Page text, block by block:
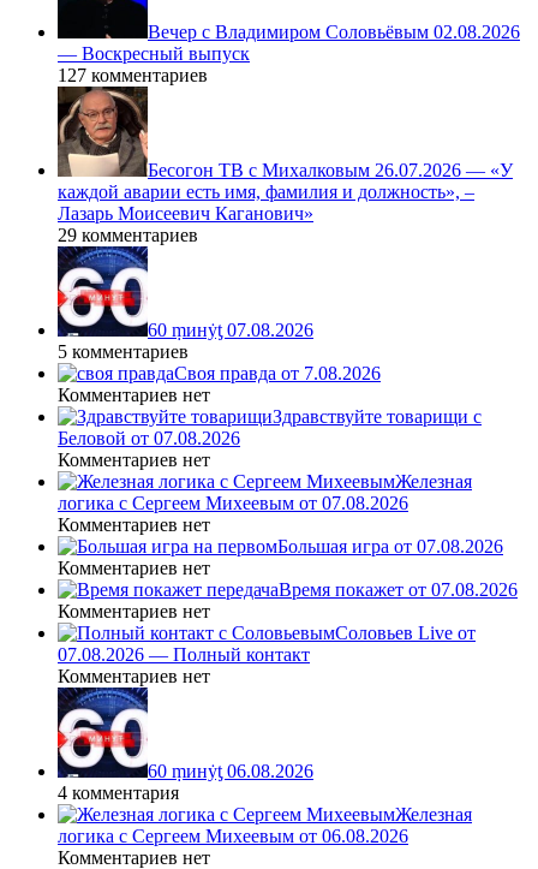
Вечер с Владимиром Соловьёвым 02.08.2026
— Воскресный выпуск
127 комментариев
Бесогон ТВ с Михалковым 26.07.2026 — «У
каждой аварии есть имя, фамилия и должность», –
Лазарь Моисеевич Каганович»
29 комментариев
60 ṃинẏƫ 07.08.2026
5 комментариев
Своя правда от 7.08.2026
Комментариев нет
Здравствуйте товарищи с
Беловой от 07.08.2026
Комментариев нет
Железная
логика с Сергеем Михеевым от 07.08.2026
Комментариев нет
Большая игра от 07.08.2026
Комментариев нет
Время покажет от 07.08.2026
Комментариев нет
Соловьев Live от
07.08.2026 — Полный контакт
Комментариев нет
60 ṃинẏƫ 06.08.2026
4 комментария
Железная
логика с Сергеем Михеевым от 06.08.2026
Комментариев нет